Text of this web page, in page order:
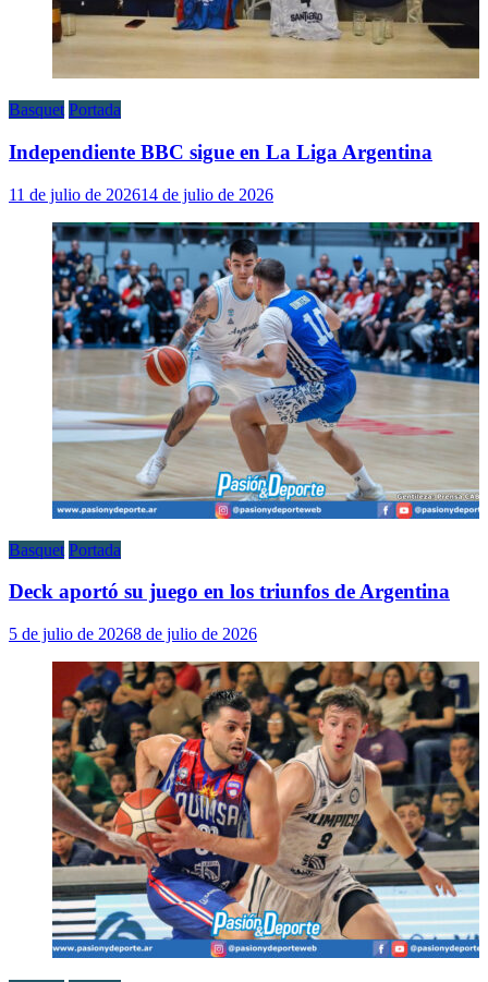
Basquet Portada
Independiente BBC sigue en La Liga Argentina
11 de julio de 202614 de julio de 2026
Basquet Portada
Deck aportó su juego en los triunfos de Argentina
5 de julio de 20268 de julio de 2026